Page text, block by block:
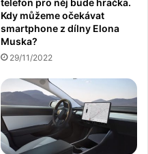
telefon pro něj bude hračka.
Kdy můžeme očekávat
smartphone z dílny Elona
Muska?
29/11/2022